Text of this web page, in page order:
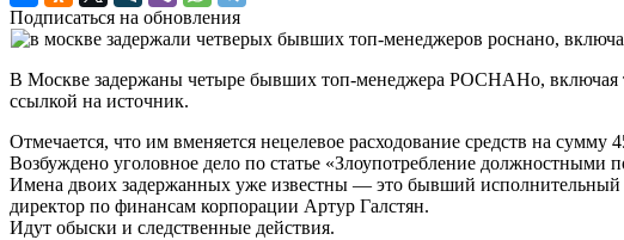
Подписаться на обновления
В Москве задержаны четыре бывших топ-менеджера РОСНАНо, включая
ссылкой на источник.
Отмечается, что им вменяется нецелевое расходование средств на
Возбуждено уголовное дело по статье «Злоупотребление должностными
Имена двоих задержанных уже известны — это бывший
директор по финансам корпорации Артур Галстян.
Идут обыски и следственные действия.